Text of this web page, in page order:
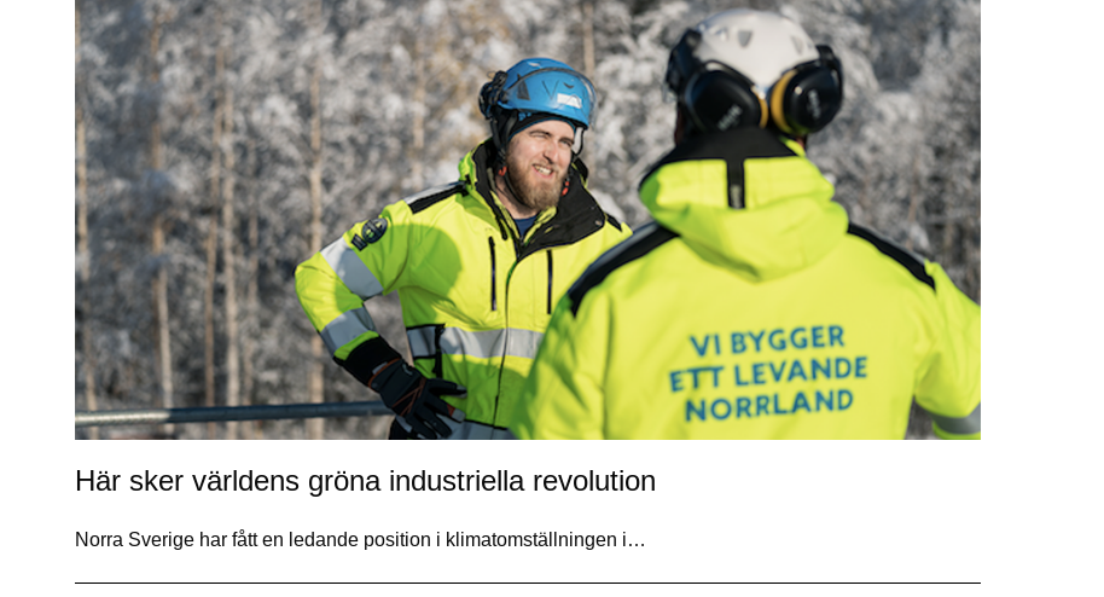
Här sker världens gröna industriella revolution
Norra Sverige har fått en ledande position i klimatomställningen i…